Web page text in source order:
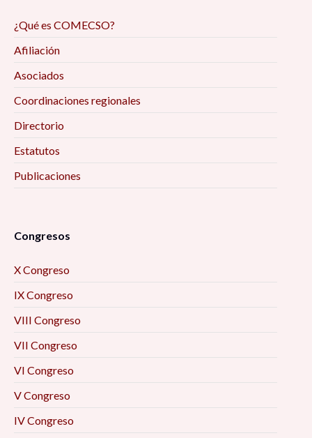
¿Qué es COMECSO?
Afiliación
Asociados
Coordinaciones regionales
Directorio
Estatutos
Publicaciones
Congresos
X Congreso
IX Congreso
VIII Congreso
VII Congreso
VI Congreso
V Congreso
IV Congreso